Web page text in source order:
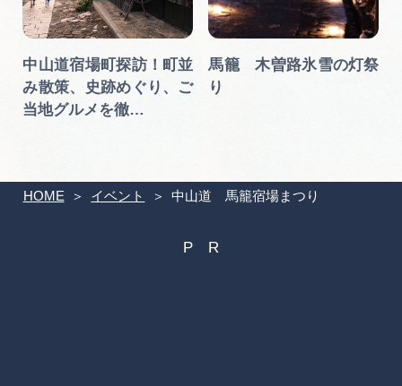
HOME イベント 中山道 馬籠宿場まつり
中山道宿場町探訪！町並
み散策、史跡めぐり、ご
当地グルメを徹…
馬籠 木曽路氷雪の灯祭
り